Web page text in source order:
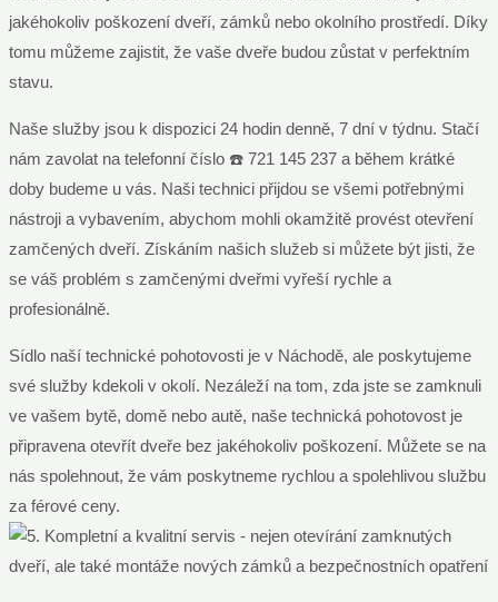
jakéhokoliv poškození dveří, zámků nebo okolního prostředí. Díky
tomu můžeme zajistit, že vaše dveře budou zůstat v perfektním
stavu.
Naše služby jsou k dispozici 24 hodin denně, 7 dní v týdnu. Stačí
nám zavolat na telefonní číslo ☎️ 721 145 237 a během krátké
doby budeme u vás. Naši technici přijdou se všemi potřebnými
nástroji a vybavením, abychom mohli okamžitě provést otevření
zamčených dveří. Získáním našich služeb si můžete být jisti, že
se váš problém s zamčenými dveřmi vyřeší rychle a
profesionálně.
Sídlo naší technické pohotovosti je v Náchodě, ale poskytujeme
své služby kdekoli v okolí. Nezáleží na tom, zda jste se zamknuli
ve vašem bytě, domě nebo autě, naše technická pohotovost je
připravena otevřít dveře bez jakéhokoliv poškození. Můžete se na
nás spolehnout, že vám poskytneme rychlou a spolehlivou službu
za férové ceny.